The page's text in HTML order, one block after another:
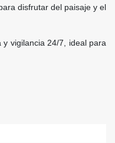
disfrutar del paisaje y el
vigilancia 24/7, ideal para